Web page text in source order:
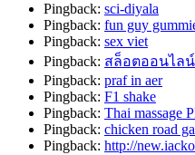
Pingback: sci-diyala
Pingback: fun guy
Pingback: sex viet
Pingback: สล็อตออนไลน์
Pingback: praf in aer
Pingback: F1 shake
Pingback: Thai massage
Pingback: chicken road
Pingback: http://